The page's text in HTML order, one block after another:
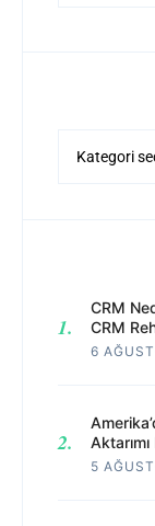
CRM
CRM
6
5